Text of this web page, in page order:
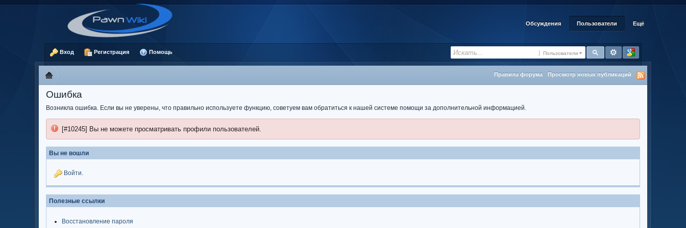
Обсуждения Пользователи Ещё
Пользователи
Вход Регистрация Помощь
Правила форума Просмотр новых публикаций
Ошибка
Возникла ошибка. Если вы не уверены, что правильно используете функцию, советуем вам обратиться к нашей системе помощи за дополнительной информацией.
[#10245] Вы не можете просматривать профили пользователей.
Вы не вошли
Войти.
Полезные ссылки
Восстановление пароля